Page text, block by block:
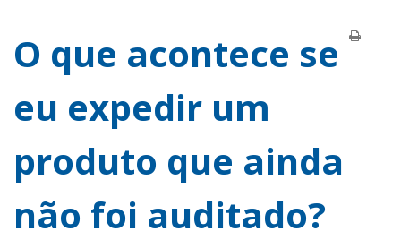
O que acontece se
eu expedir um
produto que ainda
não foi auditado?